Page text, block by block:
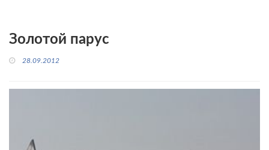
Золотой парус
28.09.2012